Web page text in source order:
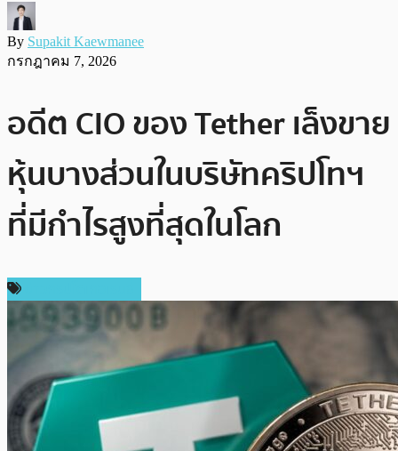
By Supakit Kaewmanee
กรกฎาคม 7, 2026
อดีต CIO ของ Tether เล็งขาย
หุ้นบางส่วนในบริษัทคริปโทฯ
ที่มีกำไรสูงที่สุดในโลก